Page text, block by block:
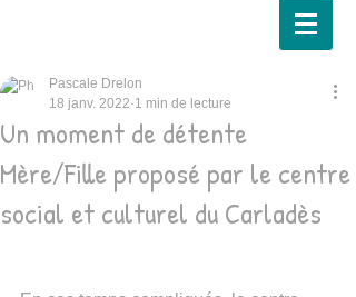
Un moment de détente
Mère/Fille proposé par le centre
social et culturel du Carladès
Pascale Drelon
18 janv. 2022 1 min de lecture